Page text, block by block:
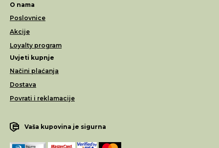
O nama
Poslovnice
Akcije
Loyalty program
Uvjeti kupnje
Načini plaćanja
Dostava
Povrati i reklamacije
Vaša kupovina je sigurna